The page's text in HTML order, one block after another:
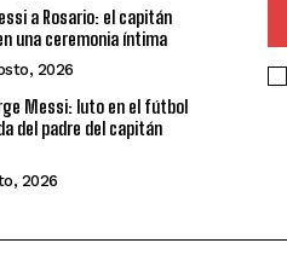
a Rosario: el capitán
una ceremonia íntima
2026
Messi: luto en el fútbol
del padre del capitán
2026